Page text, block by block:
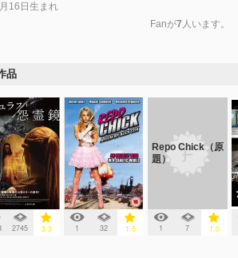
16日生まれ
Fanが7 人います。
品
2745 3.3 1 32 1.5
Repo Chick（原
題）
1 7 1.0